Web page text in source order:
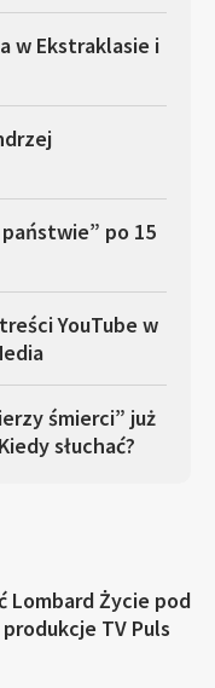
w Ekstraklasie i
po 15
YouTube w
śmierci” już
słuchać?
Lombard Życie pod
TV Puls